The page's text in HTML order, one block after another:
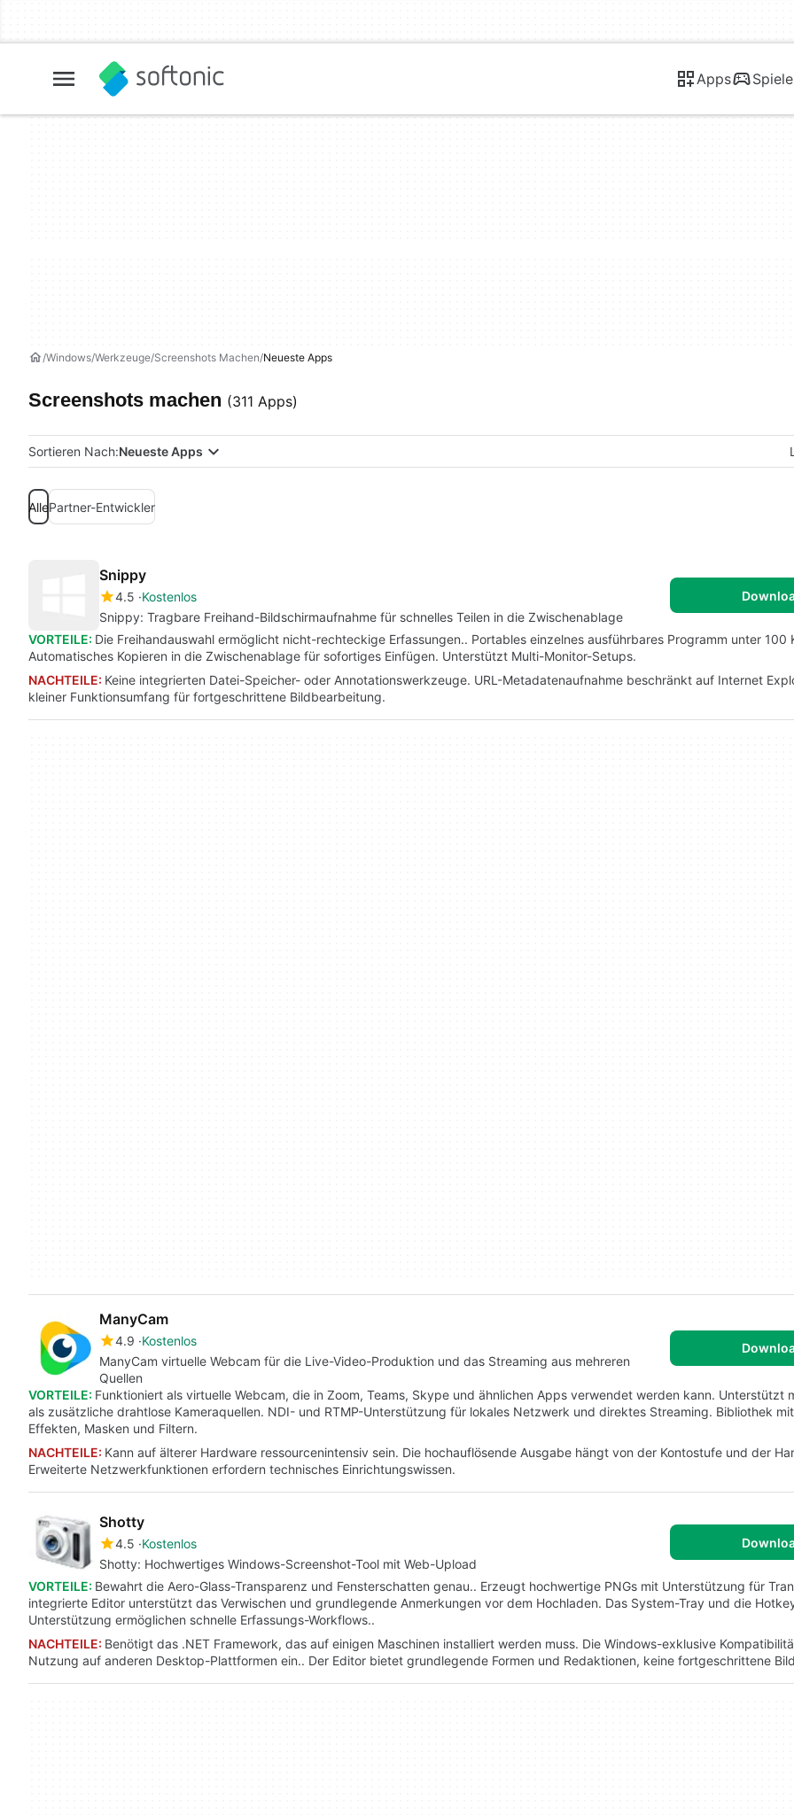
Apps Spiele
Windows Werkzeuge Screenshots Machen Neueste Apps
Screenshots machen (311 Apps)
Sortieren Nach:Neueste Apps
AllePartner-Entwickler
Snippy
4.5 Kostenlos
Snippy: Tragbare Freihand-Bildschirmaufnahme für schnelles Teilen in die Zwischenablage
VORTEILE: Die Freihandauswahl ermöglicht nicht-rechteckige Erfassungen.. Portables einzelnes ausführbares Programm unter 100
Automatisches Kopieren in die Zwischenablage für sofortiges Einfügen. Unterstützt Multi-Monitor-Setups.
NACHTEILE: Keine integrierten Datei-Speicher- oder Annotationswerkzeuge. URL-Metadatenaufnahme beschränkt auf Internet
kleiner Funktionsumfang für fortgeschrittene Bildbearbeitung.
ManyCam
4.9 Kostenlos
ManyCam virtuelle Webcam für die Live-Video-Produktion und das Streaming aus mehreren
Quellen
VORTEILE: Funktioniert als virtuelle Webcam, die in Zoom, Teams, Skype und ähnlichen Apps verwendet werden kann. Unterstützt
als zusätzliche drahtlose Kameraquellen. NDI- und RTMP-Unterstützung für lokales Netzwerk und direktes Streaming. Bibliothek
Effekten, Masken und Filtern.
NACHTEILE: Kann auf älterer Hardware ressourcenintensiv sein. Die hochauflösende Ausgabe hängt von der Kontostufe und der
Erweiterte Netzwerkfunktionen erfordern technisches Einrichtungswissen.
Shotty
4.5 Kostenlos
Shotty: Hochwertiges Windows-Screenshot-Tool mit Web-Upload
VORTEILE: Bewahrt die Aero-Glass-Transparenz und Fensterschatten genau.. Erzeugt hochwertige PNGs mit Unterstützung für
integrierte Editor unterstützt das Verwischen und grundlegende Anmerkungen vor dem Hochladen. Das System-Tray und die
Unterstützung ermöglichen schnelle Erfassungs-Workflows..
NACHTEILE: Benötigt das .NET Framework, das auf einigen Maschinen installiert werden muss. Die Windows-exklusive
Nutzung auf anderen Desktop-Plattformen ein.. Der Editor bietet grundlegende Formen und Redaktionen, keine fortgeschrittene